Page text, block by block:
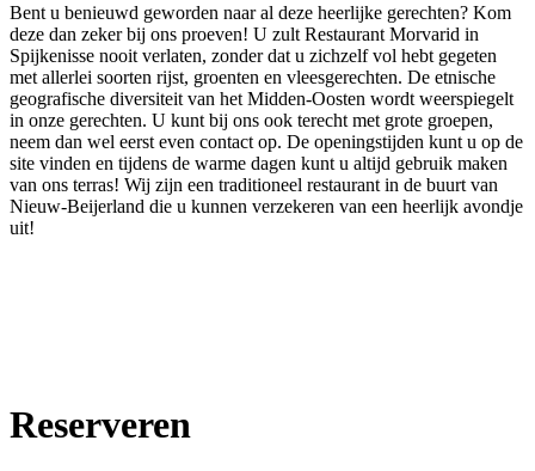
Bent u benieuwd geworden naar al deze heerlijke gerechten? Kom
deze dan zeker bij ons proeven! U zult Restaurant Morvarid in
Spijkenisse nooit verlaten, zonder dat u zichzelf vol hebt gegeten
met allerlei soorten rijst, groenten en vleesgerechten. De etnische
geografische diversiteit van het Midden-Oosten wordt weerspiegelt
in onze gerechten. U kunt bij ons ook terecht met grote groepen,
neem dan wel eerst even contact op. De openingstijden kunt u op de
site vinden en tijdens de warme dagen kunt u altijd gebruik maken
van ons terras! Wij zijn een traditioneel restaurant in de buurt van
Nieuw-Beijerland die u kunnen verzekeren van een heerlijk avondje
uit!
Reserveren